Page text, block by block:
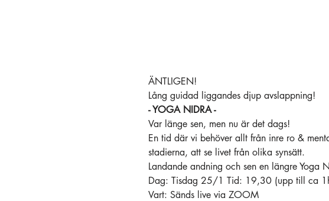
ÄNTLIGEN!
Lång guidad liggandes djup avslappning!
- YOGA NIDRA -
Var länge sen, men nu är det dags!
En tid där vi behöver allt från inre ro &
stadierna, att se livet från olika synsätt.
Landande andning och sen en längre Yoga
Dag: Tisdag 25/1 Tid: 19,30 (upp till ca
Vart: Sänds live via ZOOM